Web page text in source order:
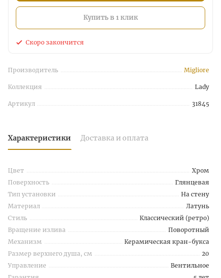
Купить в 1 клик
Скоро закончится
Производитель Migliore
Коллекция Lady
Артикул 31845
Характеристики Доставка и оплата
Цвет
Хром
Поверхность
Глянцевая
Тип установки
На стену
Материал
Латунь
Стиль
Классический (ретро)
Вращение излива
Поворотный
Механизм
Керамическая кран-букса
Размер верхнего душа, см
20
Управление
Вентильное